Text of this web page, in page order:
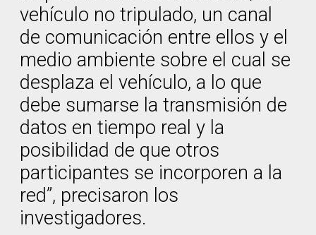
vehículo no tripulado, un canal
de comunicación entre ellos y el
medio ambiente sobre el cual se
desplaza el vehículo, a lo que
debe sumarse la transmisión de
datos en tiempo real y la
posibilidad de que otros
participantes se incorporen a la
red”, precisaron los
investigadores.